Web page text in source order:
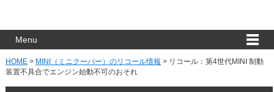
Menu
HOME> MINI（ミニクーパー）のリコール情報 > リコール：第4世代MINI 制動
装置不具合でエンジン始動不可のおそれ